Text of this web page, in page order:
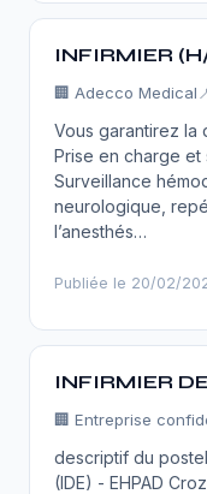
INFIRMIER
🏢 Adecco Medical
Vous garantirez la
Prise en charge et
Surveillance
neurologique,
l’anesthés…
Publiée le 20/02/
INFIRMIER
🏢 Entreprise
descriptif du
(IDE) - EHPAD